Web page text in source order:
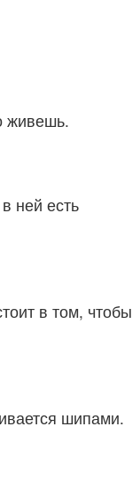
живешь.
ней есть
в том, чтобы
шипами.